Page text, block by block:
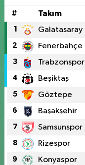
# Takım
1 Galatasaray
2 Fenerbahçe
3 Trabzonspor
4 Beşiktaş
5 Göztepe
6 Başakşehir
7 Samsunspor
8 Rizespor
9 Konyaspor